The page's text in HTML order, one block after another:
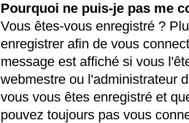
Pourquoi ne puis-je pas me
Vous êtes-vous enregistré ?
enregistrer afin de vous
message est affiché si vous
webmestre ou l'administrateur
vous vous êtes enregistré et
pouvez toujours pas vous